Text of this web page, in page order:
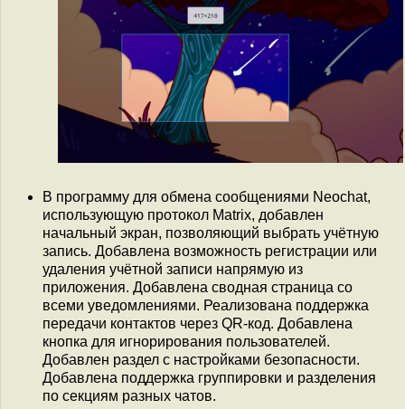
В программу для обмена сообщениями Neochat,
использующую протокол Matrix, добавлен
начальный экран, позволяющий выбрать учётную
запись. Добавлена возможность регистрации или
удаления учётной записи напрямую из
приложения. Добавлена сводная страница со
всеми уведомлениями. Реализована поддержка
передачи контактов через QR-код. Добавлена
кнопка для игнорирования пользователей.
Добавлен раздел с настройками безопасности.
Добавлена поддержка группировки и разделения
по секциям разных чатов.